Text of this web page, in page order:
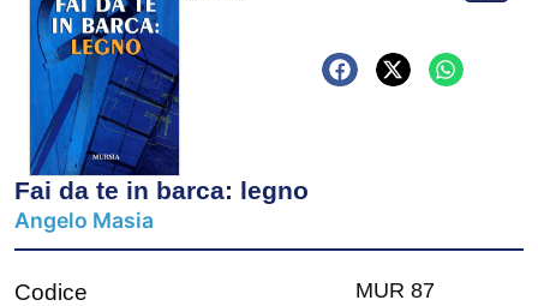
Fai da te in barca: legno
Angelo Masia
Codice MUR 87